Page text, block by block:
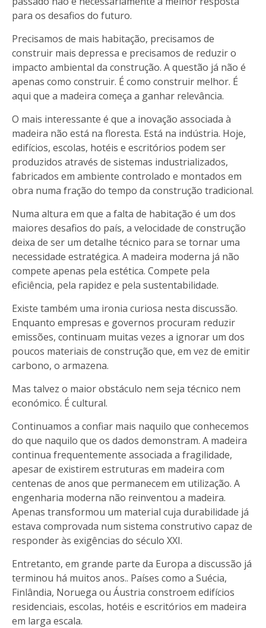
para os desafios do futuro.
Precisamos de mais habitação, precisamos de
construir mais depressa e precisamos de reduzir o
impacto ambiental da construção. A questão já não é
apenas como construir. É como construir melhor. É
aqui que a madeira começa a ganhar relevância.
O mais interessante é que a inovação associada à
madeira não está na floresta. Está na indústria. Hoje,
edifícios, escolas, hotéis e escritórios podem ser
produzidos através de sistemas industrializados,
fabricados em ambiente controlado e montados em
obra numa fração do tempo da construção tradicional.
Numa altura em que a falta de habitação é um dos
maiores desafios do país, a velocidade de construção
deixa de ser um detalhe técnico para se tornar uma
necessidade estratégica. A madeira moderna já não
compete apenas pela estética. Compete pela
eficiência, pela rapidez e pela sustentabilidade.
Existe também uma ironia curiosa nesta discussão.
Enquanto empresas e governos procuram reduzir
emissões, continuam muitas vezes a ignorar um dos
poucos materiais de construção que, em vez de emitir
carbono, o armazena.
Mas talvez o maior obstáculo nem seja técnico nem
económico. É cultural.
Continuamos a confiar mais naquilo que conhecemos
do que naquilo que os dados demonstram. A madeira
continua frequentemente associada a fragilidade,
apesar de existirem estruturas em madeira com
centenas de anos que permanecem em utilização. A
engenharia moderna não reinventou a madeira.
Apenas transformou um material cuja durabilidade já
estava comprovada num sistema construtivo capaz de
responder às exigências do século XXI.
Entretanto, em grande parte da Europa a discussão já
terminou há muitos anos.. Países como a Suécia,
Finlândia, Noruega ou Áustria constroem edifícios
residenciais, escolas, hotéis e escritórios em madeira
em larga escala.